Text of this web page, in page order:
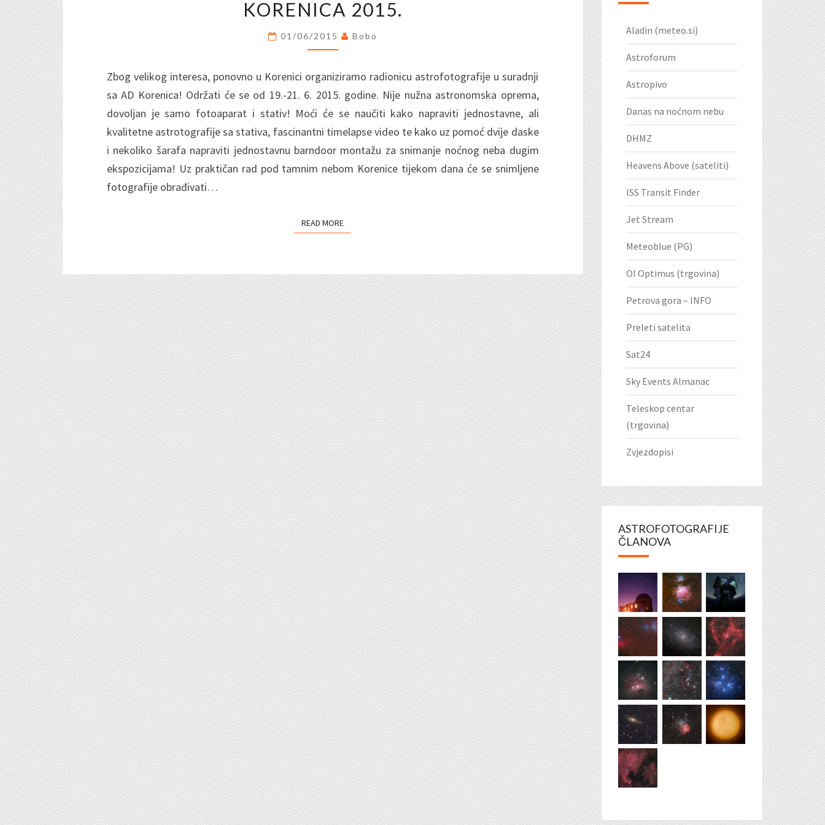
–
2015.
KORENICA 2015.
01/06/2015 Bobo
Zbog velikog interesa, ponovno u Korenici organiziramo radionicu astrofotografije u suradnji
sa AD Korenica! Održati će se od 19.-21. 6. 2015. godine. Nije nužna astronomska oprema,
dovoljan je samo fotoaparat i stativ! Moći će se naučiti kako napraviti jednostavne, ali
kvalitetne astrotografije sa stativa, fascinantni timelapse video te kako uz pomoć dvije daske
i nekoliko šarafa napraviti jednostavnu barndoor montažu za snimanje noćnog neba dugim
ekspozicijama! Uz praktičan rad pod tamnim nebom Korenice tijekom dana će se snimljene
fotografije obrađivati…
READ MOREREAD MORE
Aladin (meteo.si)
Astroforum
Astropivo
Danas na noćnom nebu
DHMZ
Heavens Above (sateliti)
ISS Transit Finder
Jet Stream
Meteoblue (PG)
OI Optimus (trgovina)
Petrova gora – INFO
Preleti satelita
Sat24
Sky Events Almanac
Teleskop centar
(trgovina)
Zvjezdopisi
ASTROFOTOGRAFIJE
ČLANOVA